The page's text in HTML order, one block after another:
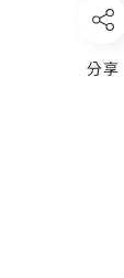
分享